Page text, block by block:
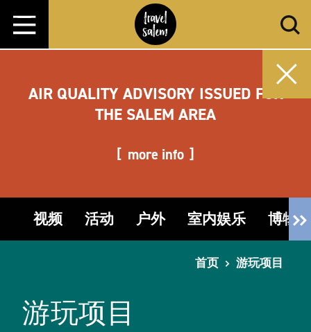
跳转至内容
AIR QUALITY ADVISORY ISSUED FOR
THE SALEM AREA
more info
视频 活动 户外 室内娱乐 博物
首页 游玩项目
游玩项目